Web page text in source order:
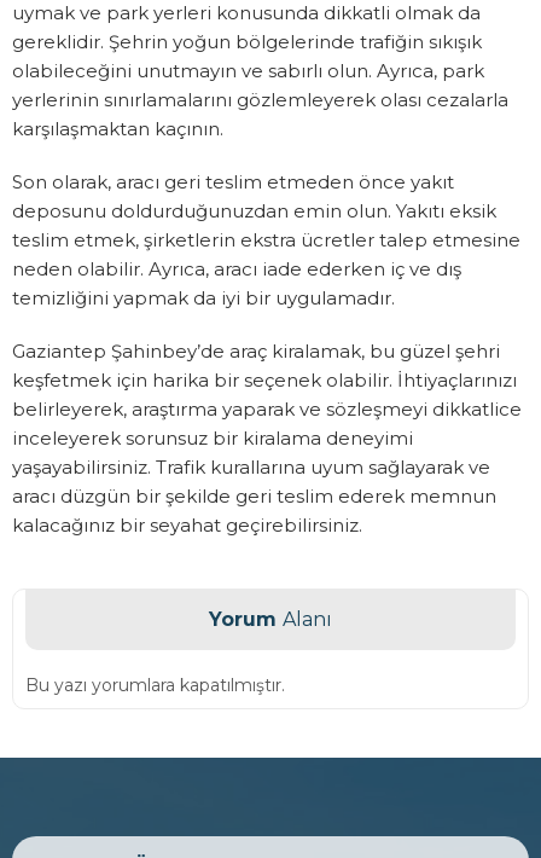
uymak ve park yerleri konusunda dikkatli olmak da
gereklidir. Şehrin yoğun bölgelerinde trafiğin sıkışık
olabileceğini unutmayın ve sabırlı olun. Ayrıca, park
yerlerinin sınırlamalarını gözlemleyerek olası cezalarla
karşılaşmaktan kaçının.
Son olarak, aracı geri teslim etmeden önce yakıt
deposunu doldurduğunuzdan emin olun. Yakıtı eksik
teslim etmek, şirketlerin ekstra ücretler talep etmesine
neden olabilir. Ayrıca, aracı iade ederken iç ve dış
temizliğini yapmak da iyi bir uygulamadır.
Gaziantep Şahinbey’de araç kiralamak, bu güzel şehri
keşfetmek için harika bir seçenek olabilir. İhtiyaçlarınızı
belirleyerek, araştırma yaparak ve sözleşmeyi dikkatlice
inceleyerek sorunsuz bir kiralama deneyimi
yaşayabilirsiniz. Trafik kurallarına uyum sağlayarak ve
aracı düzgün bir şekilde geri teslim ederek memnun
kalacağınız bir seyahat geçirebilirsiniz.
Yorum Alanı
Bu yazı yorumlara kapatılmıştır.